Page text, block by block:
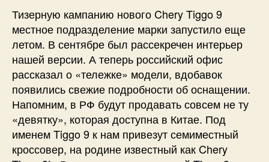
Тизерную кампанию нового Chery Tiggo 9
местное подразделение марки запустило еще
летом. В сентябре был рассекречен интерьер
нашей версии. А теперь российский офис
рассказал о «тележке» модели, вдобавок
появились свежие подробности об оснащении.
Напомним, в РФ будут продавать совсем не ту
«девятку», которая доступна в Китае. Под
именем Tiggo 9 к нам привезут семиместный
кроссовер, на родине известный как Chery